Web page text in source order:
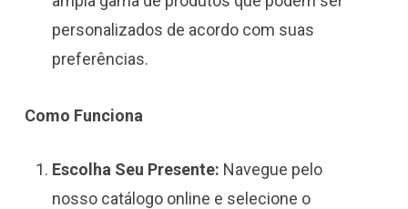
personalizados de acordo com suas
preferências.
Como Funciona
Escolha Seu Presente: Navegue pelo
nosso catálogo online e selecione o